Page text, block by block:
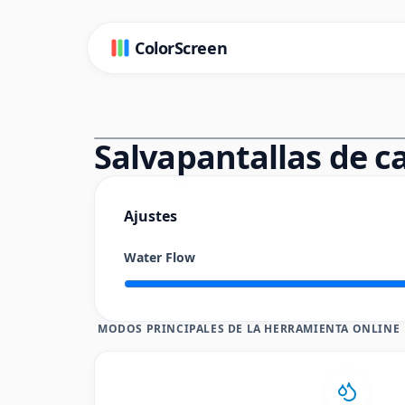
ColorScreen
Salvapantallas de
Ajustes
Water Flow
MODOS PRINCIPALES DE LA HERRAMIENTA ONLINE